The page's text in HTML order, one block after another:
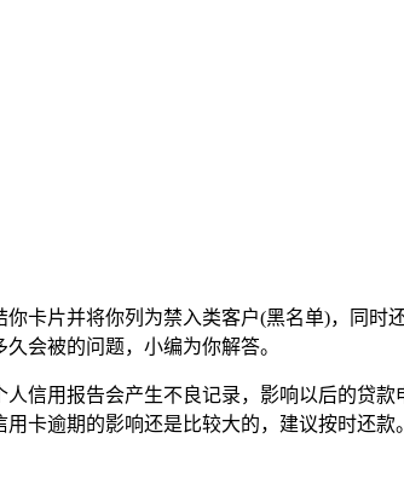
卡片并将你列为禁入类客户(黑名单)，同
会被的问题，小编为你解答。
信用报告会产生不良记录，影响以后的贷
卡逾期的影响还是比较大的，建议按时还